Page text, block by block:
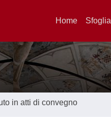
Home Sfoglia
in atti di convegno